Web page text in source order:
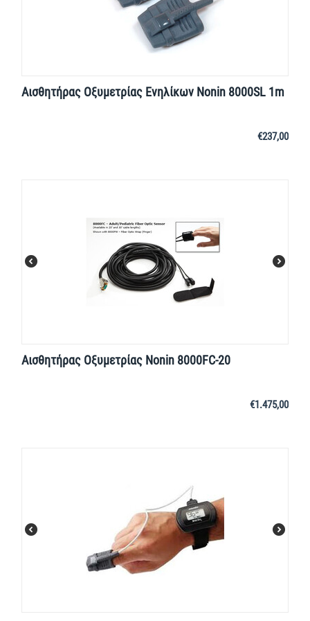
Αισθητήρας Οξυμετρίας Ενηλίκων Nonin 8000SL 1m
€237,00
Αισθητήρας Οξυμετρίας Nonin 8000FC-20
€1.475,00